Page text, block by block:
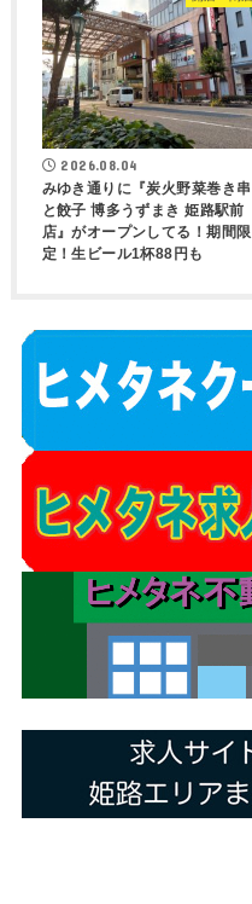
2026.08.04
みゆき通りに『炭火野菜巻き串
と餃子 博多うずまき 姫路駅前
店』がオープンしてる！期間限
定！生ビール1杯88円も